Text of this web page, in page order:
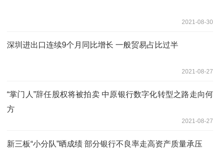
2021-08-30
深圳进出口连续9个月同比增长 一般贸易占比过半
2021-08-27
“掌门人”辞任股权将被拍卖 中原银行数字化转型之路走向何
方
2021-08-27
新三板“小分队”晒成绩 部分银行不良率走高资产质量承压